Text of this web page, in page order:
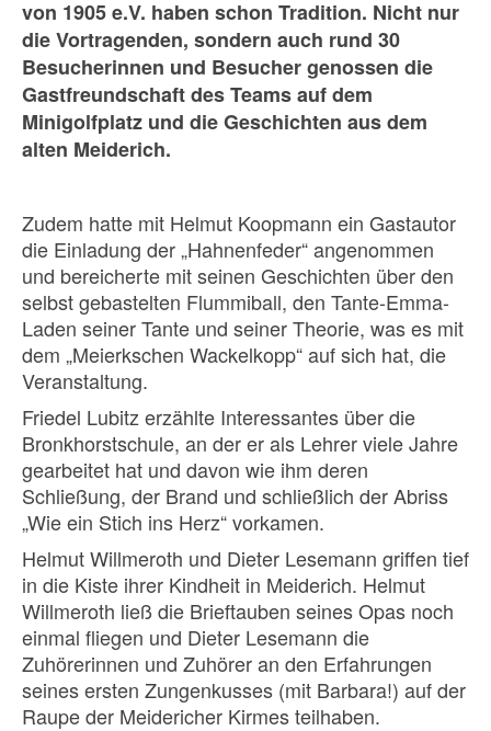
von 1905 e.V. haben schon Tradition. Nicht nur
die Vortragenden, sondern auch rund 30
Besucherinnen und Besucher genossen die
Gastfreundschaft des Teams auf dem
Minigolfplatz und die Geschichten aus dem
alten Meiderich.
Zudem hatte mit Helmut Koopmann ein Gastautor
die Einladung der „Hahnenfeder“ angenommen
und bereicherte mit seinen Geschichten über den
selbst gebastelten Flummiball, den Tante-Emma-
Laden seiner Tante und seiner Theorie, was es mit
dem „Meierkschen Wackelkopp“ auf sich hat, die
Veranstaltung.
Friedel Lubitz erzählte Interessantes über die
Bronkhorstschule, an der er als Lehrer viele Jahre
gearbeitet hat und davon wie ihm deren
Schließung, der Brand und schließlich der Abriss
„Wie ein Stich ins Herz“ vorkamen.
Helmut Willmeroth und Dieter Lesemann griffen tief
in die Kiste ihrer Kindheit in Meiderich. Helmut
Willmeroth ließ die Brieftauben seines Opas noch
einmal fliegen und Dieter Lesemann die
Zuhörerinnen und Zuhörer an den Erfahrungen
seines ersten Zungenkusses (mit Barbara!) auf der
Raupe der Meidericher Kirmes teilhaben.